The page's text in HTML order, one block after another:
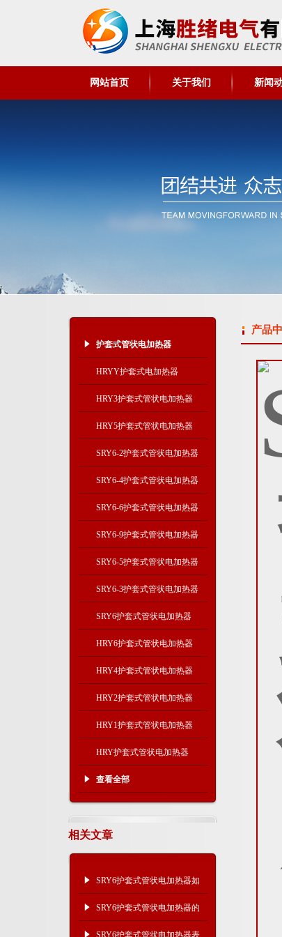
网站首页 关于我们 新闻
护套式管状电加热器
HRYY护套式电加热器
HRY3护套式管状电加热器
HRY5护套式管状电加热器
SRY6-2护套式管状电加热器
SRY6-4护套式管状电加热器
SRY6-6护套式管状电加热器
SRY6-9护套式管状电加热器
SRY6-5护套式管状电加热器
SRY6-3护套式管状电加热器
SRY6护套式管状电加热器
HRY6护套式管状电加热器
HRY4护套式管状电加热器
HRY2护套式管状电加热器
HRY1护套式管状电加热器
HRY护套式管状电加热器
查看全部
相关文章
SRY6护套式管状电加热器如
何实现温度控制？
SRY6护套式管状电加热器的
维护比较方便
SRY6护套式管状电加热器表
产品